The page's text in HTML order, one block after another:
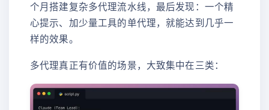
个月搭建复杂多代理流水线，最后发现：一个精
心提示、加少量工具的单代理，就能达到几乎一
样的效果。
多代理真正有价值的场景，大致集中在三类：